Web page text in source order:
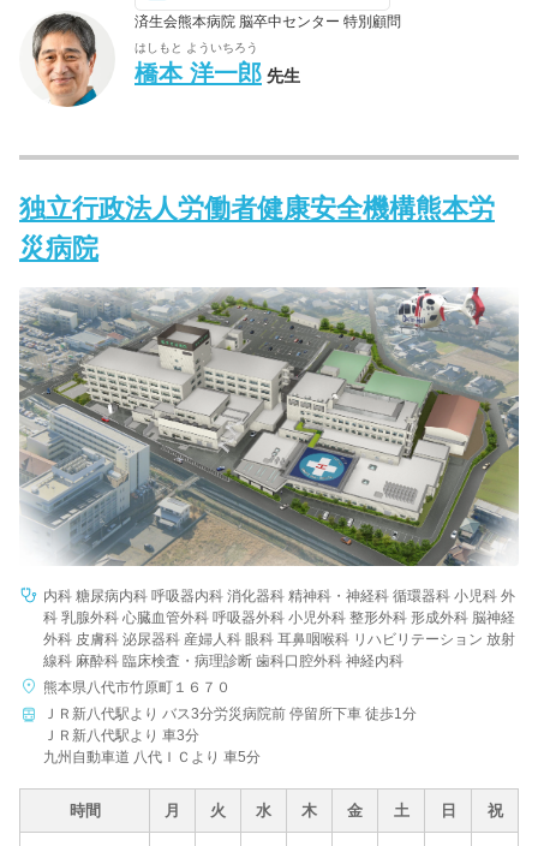
済生会熊本病院 脳卒中センター 特別顧問
はしもと よういちろう
橋本 洋一郎 先生
独立行政法人労働者健康安全機構熊本労
災病院
内科 糖尿病内科 呼吸器内科 消化器科 精神科・神経科 循環器科 小児科 外
科 乳腺外科 心臓血管外科 呼吸器外科 小児外科 整形外科 形成外科 脳神経
外科 皮膚科 泌尿器科 産婦人科 眼科 耳鼻咽喉科 リハビリテーション 放射
線科 麻酔科 臨床検査・病理診断 歯科口腔外科 神経内科
熊本県八代市竹原町１６７０
ＪＲ新八代駅より バス3分労災病院前 停留所下車 徒歩1分
ＪＲ新八代駅より 車3分
九州自動車道 八代ＩＣより 車5分
時間 月 火 水 木 金 土 日 祝